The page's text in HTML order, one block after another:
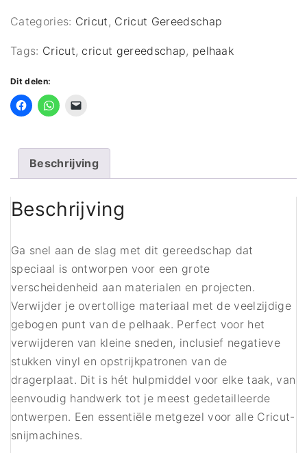
Categories: Cricut, Cricut Gereedschap
Tags: Cricut, cricut gereedschap, pelhaak
Dit delen:
Beschrijving
Beschrijving
Ga snel aan de slag met dit gereedschap dat
speciaal is ontworpen voor een grote
verscheidenheid aan materialen en projecten.
Verwijder je overtollige materiaal met de veelzijdige
gebogen punt van de pelhaak. Perfect voor het
verwijderen van kleine sneden, inclusief negatieve
stukken vinyl en opstrijkpatronen van de
dragerplaat. Dit is hét hulpmiddel voor elke taak, van
eenvoudig handwerk tot je meest gedetailleerde
ontwerpen. Een essentiële metgezel voor alle Cricut-
snijmachines.